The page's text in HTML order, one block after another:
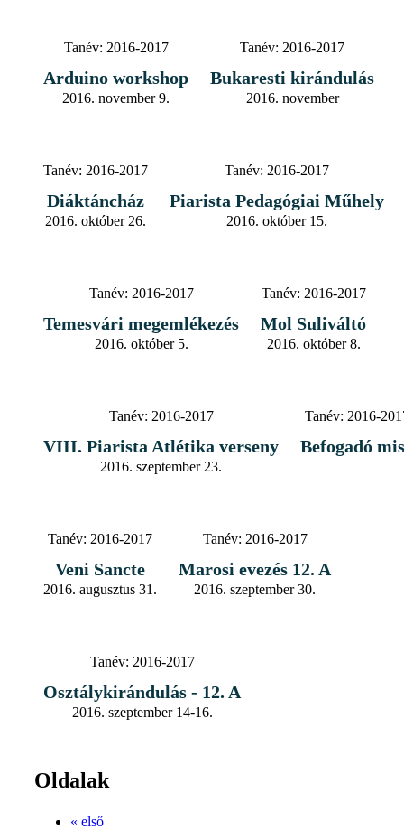
Tanév: 2016-2017
Arduino workshop
2016. november 9.
Tanév: 2016-2017
Bukaresti kirándulás
2016. november
Tanév: 2016-2017
Diáktáncház
2016. október 26.
Tanév: 2016-2017
Piarista Pedagógiai Műhely
2016. október 15.
Tanév: 2016-2017
Temesvári megemlékezés
2016. október 5.
Tanév: 2016-2017
Mol Suliváltó
2016. október 8.
Tanév: 2016-2017
VIII. Piarista Atlétika verseny
2016. szeptember 23.
Tanév: 2016-
Befogadó
Tanév: 2016-2017
Veni Sancte
2016. augusztus 31.
Tanév: 2016-2017
Marosi evezés 12. A
2016. szeptember 30.
Tanév: 2016-2017
Osztálykirándulás - 12. A
2016. szeptember 14-16.
Oldalak
« első